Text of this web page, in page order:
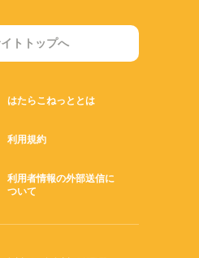
トトップへ
はたらこねっととは
利用規約
利用者情報の外部送信に
ついて